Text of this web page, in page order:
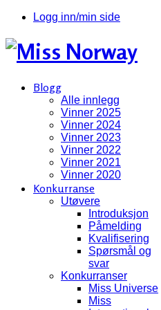
Logg inn/min side
Blogg
Alle innlegg
Vinner 2025
Vinner 2024
Vinner 2023
Vinner 2022
Vinner 2021
Vinner 2020
Konkurranse
Utøvere
Introduksjon
Påmelding
Kvalifisering
Spørsmål og
svar
Konkurranser
Miss Universe
Miss